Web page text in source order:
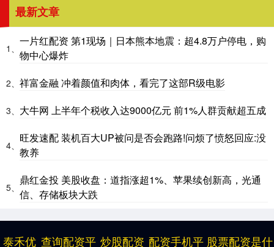
最新文章
1、
一片红配资 第1现场｜日本熊本地震：超4.8万户停电，购
物中心爆炸
2、 祥富金融 冲着颜值和肉体，看完了这部R级电影
3、 大牛网 上半年个税收入达9000亿元 前1%人群贡献超五成
4、
旺发速配 装机百大UP被问是否会跑路!问烦了愤怒回应:没
教养
5、
鼎红金投 美股收盘：道指涨超1%、苹果续创新高，光通
信、存储板块大跌
泰禾优 查询配资平 炒股配资 配资手机平 股票配资是什